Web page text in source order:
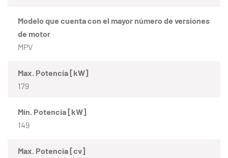
Modelo que cuenta con el mayor número de versiones
de motor
MPV
Max. Potencia [kW]
179
Mín. Potencia [kW]
149
Max. Potencia [cv]